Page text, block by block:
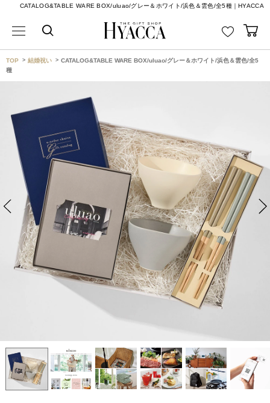
CATALOG&TABLE WARE BOX/uluao/グレー＆ホワイト/浜色＆雲色/全5種｜HYACCA
TOP 結婚祝い
CATALOG&TABLE WARE BOX/uluao/グレー＆ホワイト/浜色＆雲色/全5
種